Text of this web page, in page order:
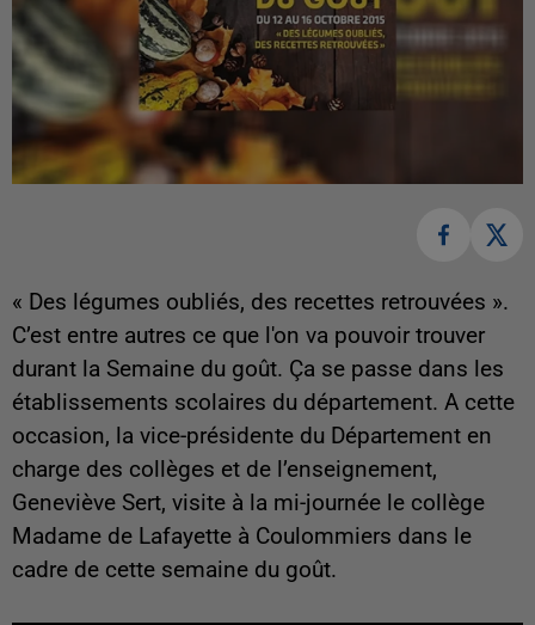
« Des légumes oubliés, des recettes retrouvées ».
C’est entre autres ce que l'on va pouvoir trouver
durant la Semaine du goût. Ça se passe dans les
établissements scolaires du département. A cette
occasion, la vice-présidente du Département en
charge des collèges et de l’enseignement,
Geneviève Sert, visite à la mi-journée le collège
Madame de Lafayette à Coulommiers dans le
cadre de cette semaine du goût.